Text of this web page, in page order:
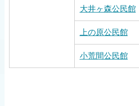
大井ヶ森公民館
上の原公民館
小荒間公民館